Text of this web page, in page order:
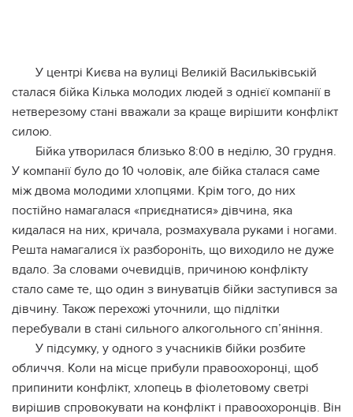
У центрі Києва на вулиці Великій Васильківській
сталася бійка Кілька молодих людей з однієї компанії в
нетверезому стані вважали за краще вирішити конфлікт
силою.
Бійка утворилася близько 8:00 в неділю, 30 грудня.
У компанії було до 10 чоловік, але бійка сталася саме
між двома молодими хлопцями. Крім того, до них
постійно намагалася «приєднатися» дівчина, яка
кидалася на них, кричала, розмахувала руками і ногами.
Решта намагалися їх разбороніть, що виходило не дуже
вдало. За словами очевидців, причиною конфлікту
стало саме те, що один з винуватців бійки заступився за
дівчину. Також перехожі уточнили, що підлітки
перебували в стані сильного алкогольного сп’яніння.
У підсумку, у одного з учасників бійки розбите
обличчя. Коли на місце прибули правоохоронці, щоб
припинити конфлікт, хлопець в фіолетовому светрі
вирішив спровокувати на конфлікт і правоохоронців. Він